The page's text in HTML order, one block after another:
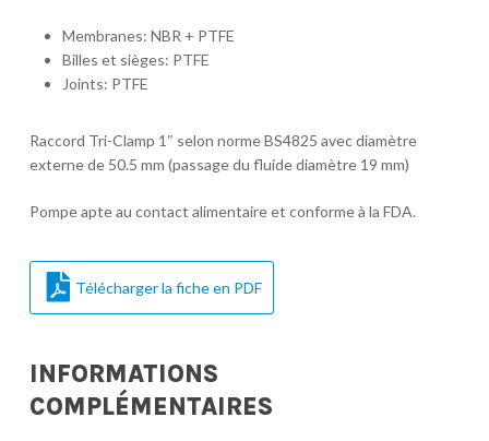
Membranes: NBR + PTFE
Billes et sièges: PTFE
Joints: PTFE
Raccord Tri-Clamp 1″ selon norme BS4825 avec diamètre
externe de 50.5 mm (passage du fluide diamètre 19 mm)
Pompe apte au contact alimentaire et conforme à la FDA.
Télécharger la fiche en PDF
INFORMATIONS
COMPLÉMENTAIRES